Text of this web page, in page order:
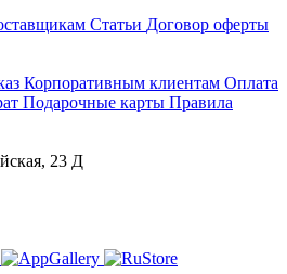
Статьи Договор оферты
Корпоративным клиентам Оплата
Подарочные карты Правила
23 Д